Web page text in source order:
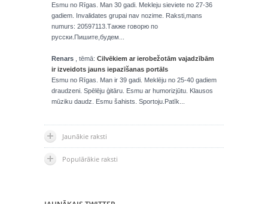
Esmu no Rīgas. Man 30 gadi. Mekleju sieviete no 27-36
gadiem. Invalidates grupai nav nozime. Raksti,mans
numurs: 20597113.Также говорю по
русски.Пишите,будем...
Renars , tēmā: Cilvēkiem ar ierobežotām vajadzībām
ir izveidots jauns iepazīšanas portāls
Esmu no Rīgas. Man ir 39 gadi. Meklēju no 25-40 gadiem
draudzeni. Spēlēju ģitāru. Esmu ar humorizjūtu. Klausos
mūziku daudz. Esmu šahists. Sportoju.Patīk...
Jaunākie raksti
Populārākie raksti